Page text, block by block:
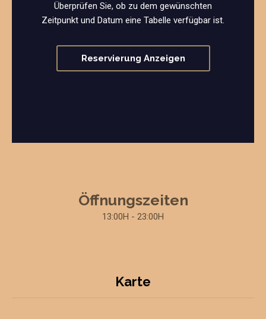
Überprüfen Sie, ob zu dem gewünschten
Zeitpunkt und Datum eine Tabelle verfügbar ist.
Reservierung Anzeigen
Öffnungszeiten
13:00H - 23:00H
Karte